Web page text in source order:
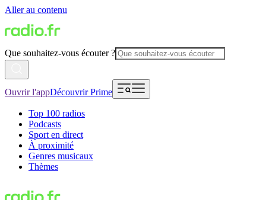
Aller au contenu
Que souhaitez-vous écouter ?
Ouvrir l'appDécouvrir Prime
Top 100 radios
Podcasts
Sport en direct
À proximité
Genres musicaux
Thèmes